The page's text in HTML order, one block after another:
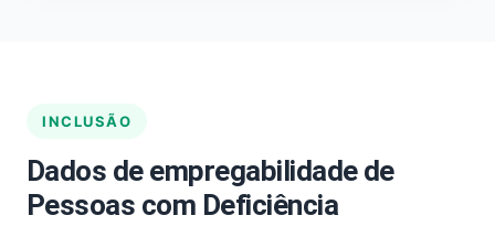
INCLUSÃO
Dados de empregabilidade de
Pessoas com Deficiência